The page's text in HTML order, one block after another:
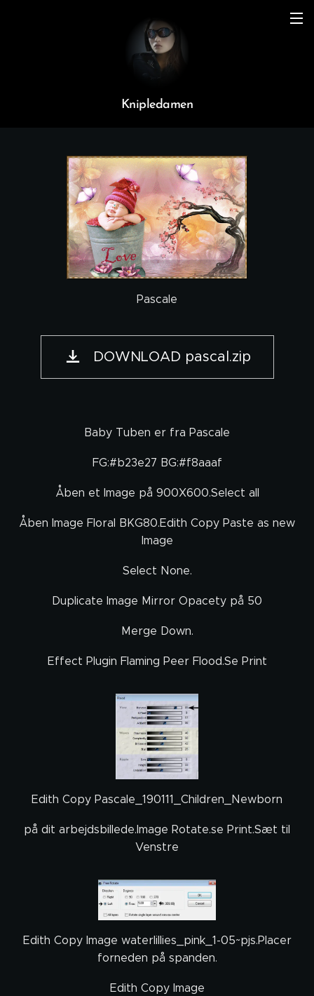
Knipledamen
Pascale
DOWNLOAD pascal.zip
Baby Tuben er fra Pascale
FG:#b23e27 BG:#f8aaaf
Åben et Image på 900X600.Select all
Åben Image Floral BKG80.Edith Copy Paste as new
Image
Select None.
Duplicate Image Mirror Opacety på 50
Merge Down.
Effect Plugin Flaming Peer Flood.Se Print
Edith Copy Pascale_190111_Children_Newborn
på dit arbejdsbillede.Image Rotate.se Print.Sæt til
Venstre
Edith Copy Image waterlillies_pink_1-05~pjs.Placer
forneden på spanden.
Edith Copy Image